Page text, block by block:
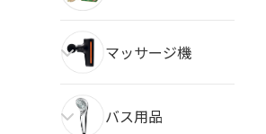
マッサージ機
バス用品